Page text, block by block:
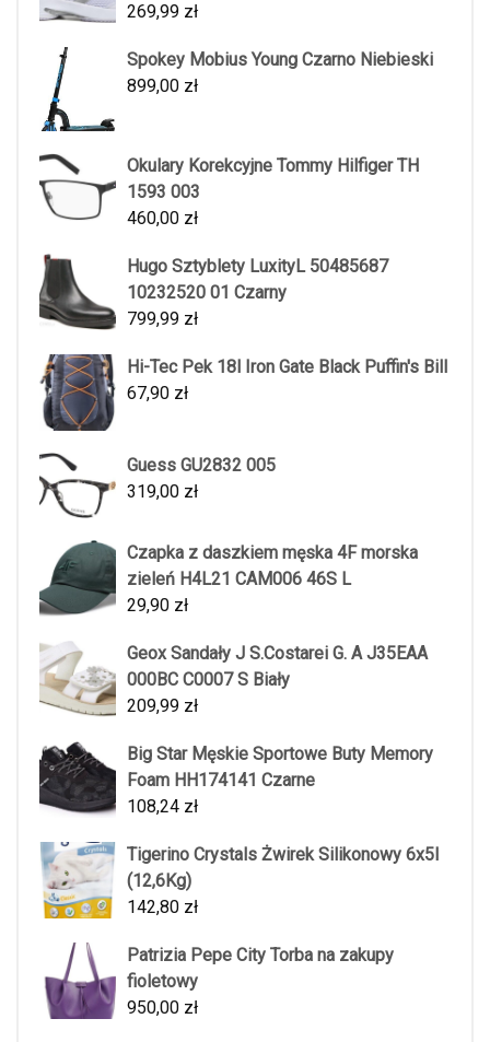
269,99 zł
Spokey Mobius Young Czarno Niebieski
899,00 zł
Okulary Korekcyjne Tommy Hilfiger TH
1593 003
460,00 zł
Hugo Sztyblety LuxityL 50485687
10232520 01 Czarny
799,99 zł
Hi-Tec Pek 18l Iron Gate Black Puffin's Bill
67,90 zł
Guess GU2832 005
319,00 zł
Czapka z daszkiem męska 4F morska
zieleń H4L21 CAM006 46S L
29,90 zł
Geox Sandały J S.Costarei G. A J35EAA
000BC C0007 S Biały
209,99 zł
Big Star Męskie Sportowe Buty Memory
Foam HH174141 Czarne
108,24 zł
Tigerino Crystals Żwirek Silikonowy 6x5l
(12,6Kg)
142,80 zł
Patrizia Pepe City Torba na zakupy
fioletowy
950,00 zł